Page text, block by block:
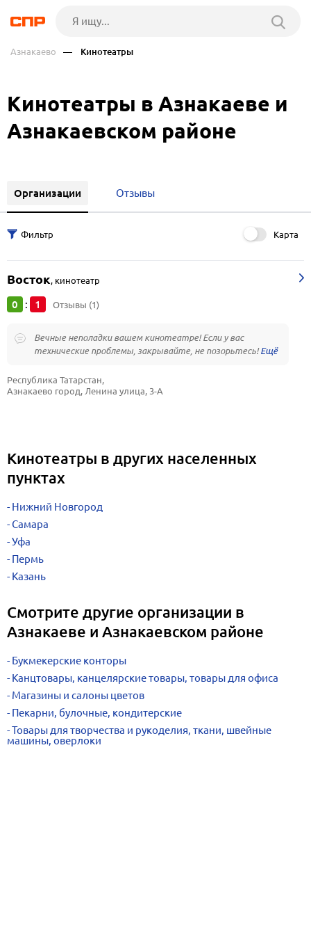
Азнакаево — Кинотеатры
Кинотеатры в Азнакаеве и
Азнакаевском районе
Организации Отзывы
Карта
Восток, кинотеатр
0 : 1 Отзывы (1)
Вечные неполадки вашем кинотеатре! Если у вас
технические проблемы, закрывайте, не позорьтесь!
Республика Татарстан,
Азнакаево город, Ленина улица, 3-А
Кинотеатры в других населенных
пунктах
Нижний Новгород
Самара
Уфа
Пермь
Казань
Смотрите другие организации в
Азнакаеве и Азнакаевском районе
Букмекерские конторы
Канцтовары, канцелярские товары, товары для офиса
Магазины и салоны цветов
Пекарни, булочные, кондитерские
Товары для творчества и рукоделия, ткани, швейные
машины, оверлоки